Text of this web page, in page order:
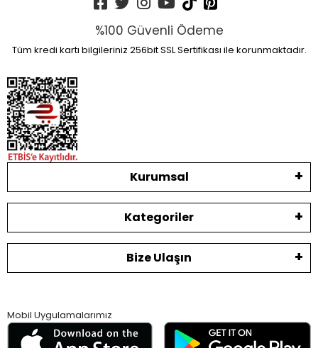
%100 Güvenli Ödeme
Tüm kredi kartı bilgileriniz 256bit SSL Sertifikası ile korunmaktadır.
Kurumsal
Kategoriler
Bize Ulaşın
Mobil Uygulamalarımız